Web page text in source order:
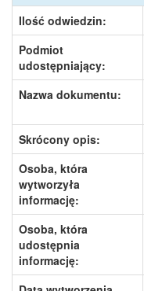
Ilość odwiedzin:
Podmiot
udostępniający:
Nazwa dokumentu:
Skrócony opis:
Osoba, która
wytworzyła
informację:
Osoba, która
udostępnia
informację: